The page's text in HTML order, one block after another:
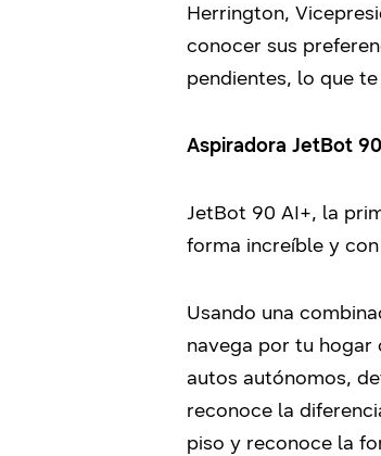
Herrington,
conocer sus
pendientes, lo que
Aspiradora JetBot
JetBot 90 AI+, la
forma increíble y
Usando una
navega por tu hogar
autos autónomos,
reconoce la
piso y reconoce la